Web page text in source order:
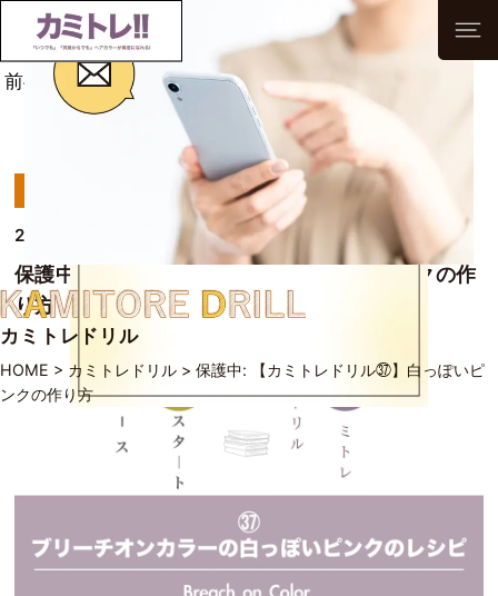
カミトレドリル
HOME > カミトレドリル > 保護中: 【カミトレドリル㊲】白っぽいピ
ンクの作り方
前へ 次へ
2023/03/09
保護中: 【カミトレドリル㊲】白っぽいピンクの作
り方